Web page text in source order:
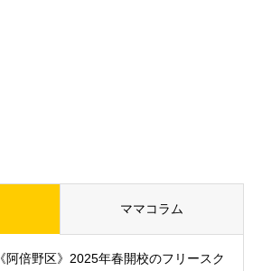
ママコラム
《阿倍野区》2025年春開校のフリースク